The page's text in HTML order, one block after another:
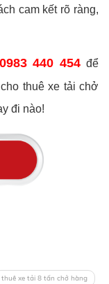
cam kết rõ ràng,
440 454 để
thuê xe tải chở
đi nào!
thuê xe tải 8 tấn chở hàng